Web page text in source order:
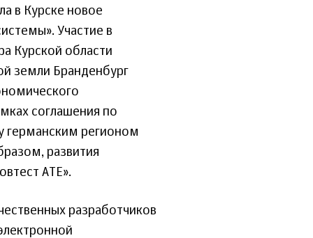
в Курске новое
Участие в
Курской области
земли Бранденбург
соглашения по
германским регионом
развития
АТЕ».
разработчиков